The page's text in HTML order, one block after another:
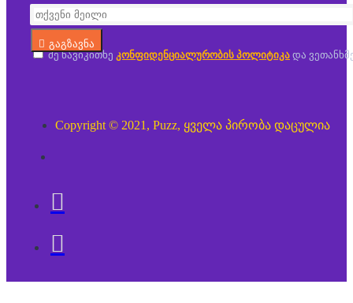
გაგზავნა
მე წავიკითხე კონფიდენციალურობის პოლიტიკა და
Copyright © 2021, Puzz, ყველა პირობა დაცულია